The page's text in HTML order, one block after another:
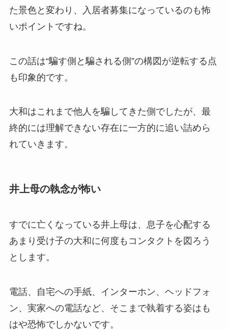
た景色と変わり、入居者募集になっているのも怖
いポイントですね。
この話は“騙す側と騙される側”の構図が逆転する点
も印象的です。
大和はこれまで他人を騙してきた側でしたが、最
終的には理解できない存在に一方的に追い詰めら
れていきます。
井上母の執念が怖い
すでに亡くなっている井上母は、息子を心配する
あまり受け子の大和に何度もコンタクトを図ろう
とします。
電話、自宅への手紙、インターホン、ヘッドフォ
ン、実家への電話など、そこまで執着する姿はも
はや恐怖でしかないです。